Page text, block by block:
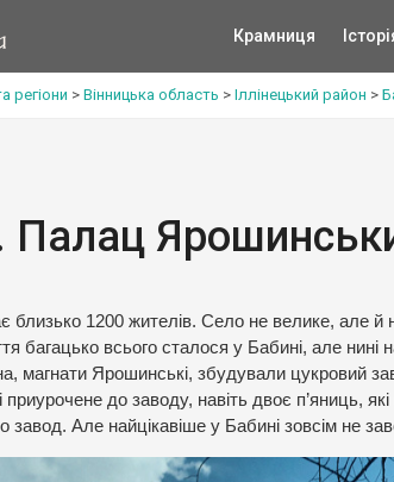
Крамниця
регіони > Вінницька область > Іллінецький район >
Палац
близько 1200 жителів. Село не велике, але
багацько всього сталося у Бабині, але
магнати Ярошинські, збудували цукровий
до заводу, навіть двоє п’яниць, які
завод. Але найцікавіше у Бабині зовсім не